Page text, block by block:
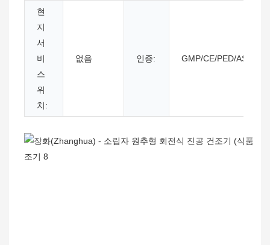
현
지
서
비
스
위
치:
없음 인증: GMP/CE/PED/ASME/